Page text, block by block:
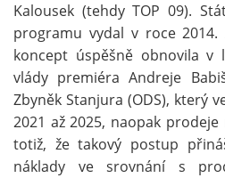
Kalousek (tehdy TOP 09).
programu vydal v roce 2014.
koncept úspěšně obnovila v
vlády premiéra Andreje
Zbyněk Stanjura (ODS), který
2021 až 2025, naopak
totiž, že takový postup
náklady ve srovnání s